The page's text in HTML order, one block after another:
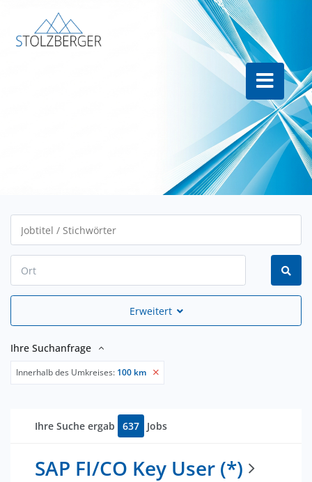
Erweitert
Ihre Suchanfrage
Innerhalb des Umkreises: 100 km
Ihre Suche ergab 637 Jobs
SAP FI/CO Key User (*)